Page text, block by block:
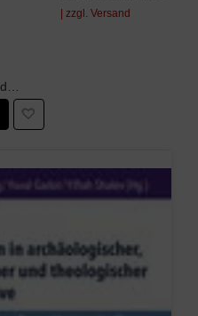
| zzgl. Versand